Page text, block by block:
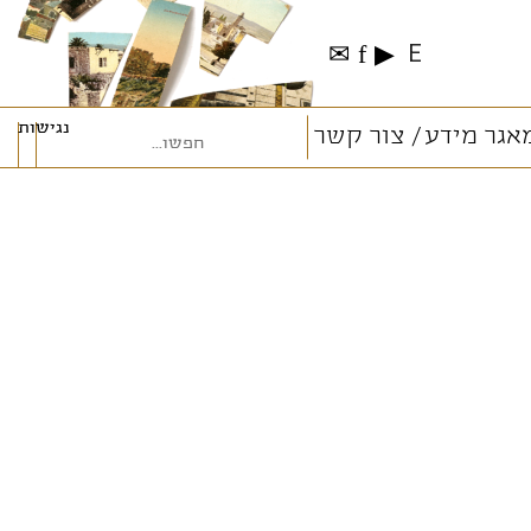
E
▶
f
✉
מידע צור קשר נגישות